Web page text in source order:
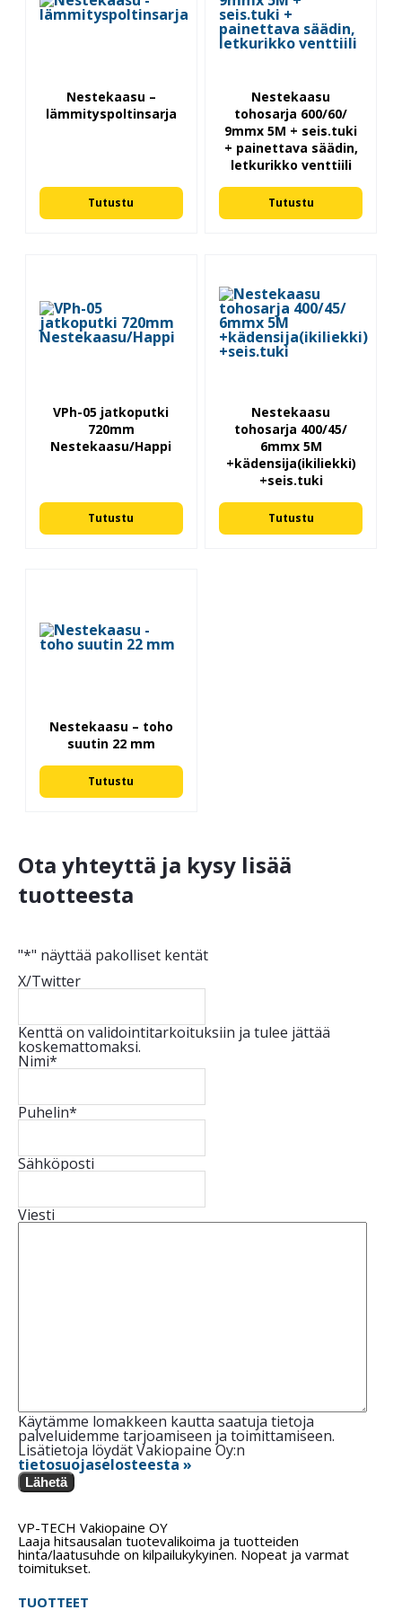
Nestekaasu –
lämmityspoltinsarja
Tutustu
Nestekaasu
tohosarja 600/60/
9mmx 5M + seis.tuki
+ painettava säädin,
letkurikko venttiili
Tutustu
VPh-05 jatkoputki
720mm
Nestekaasu/Happi
Tutustu
Nestekaasu
tohosarja 400/45/
6mmx 5M
+kädensija(ikiliekki)
+seis.tuki
Tutustu
Nestekaasu – toho
suutin 22 mm
Tutustu
Ota yhteyttä ja kysy lisää
tuotteesta
"*" näyttää pakolliset kentät
X/Twitter
Kenttä on validointitarkoituksiin ja tulee jättää
koskemattomaksi.
Nimi*
Puhelin*
Sähköposti
Viesti
Käytämme lomakkeen kautta saatuja tietoja
palveluidemme tarjoamiseen ja toimittamiseen.
Lisätietoja löydät Vakiopaine Oy:n
tietosuojaselosteesta »
Lähetä
VP-TECH Vakiopaine OY
Laaja hitsausalan tuotevalikoima ja tuotteiden
hinta/laatusuhde on kilpailukykyinen. Nopeat ja varmat
toimitukset.
TUOTTEET